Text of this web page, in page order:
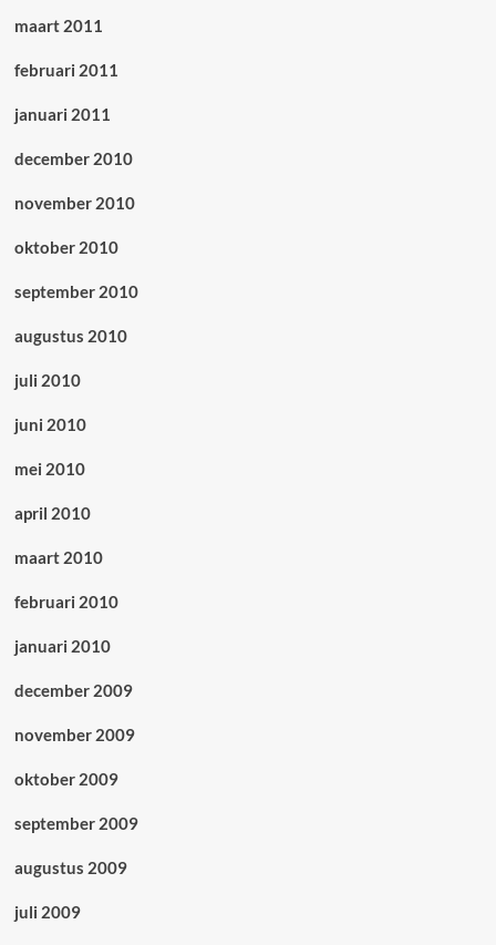
maart 2011
februari 2011
januari 2011
december 2010
november 2010
oktober 2010
september 2010
augustus 2010
juli 2010
juni 2010
mei 2010
april 2010
maart 2010
februari 2010
januari 2010
december 2009
november 2009
oktober 2009
september 2009
augustus 2009
juli 2009